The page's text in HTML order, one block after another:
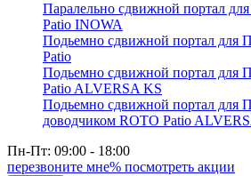
Паралельно сдвижной портал
Patio INOWA
Подьемно сдвижной портал для
Patio
Подьемно сдвижной портал для
Patio ALVERSA KS
Подьемно сдвижной портал для
доводчиком ROTO Patio
Пн-Пт: 09:00 - 18:00
перезвоните мне% посмотреть акции